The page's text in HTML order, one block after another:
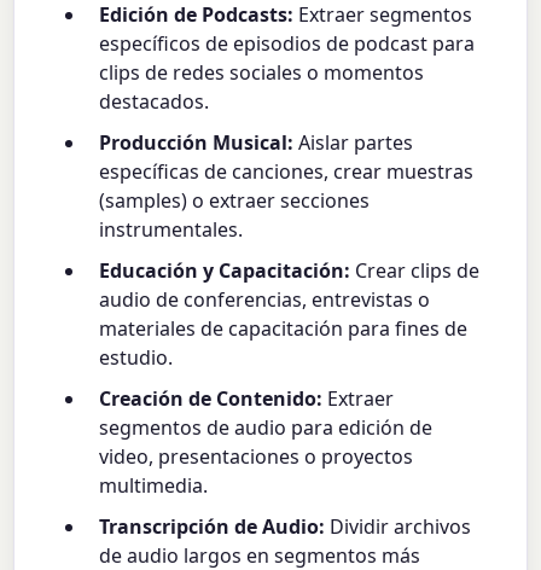
Edición de Podcasts: Extraer segmentos
específicos de episodios de podcast para
clips de redes sociales o momentos
destacados.
Producción Musical: Aislar partes
específicas de canciones, crear muestras
(samples) o extraer secciones
instrumentales.
Educación y Capacitación: Crear clips de
audio de conferencias, entrevistas o
materiales de capacitación para fines de
estudio.
Creación de Contenido: Extraer
segmentos de audio para edición de
video, presentaciones o proyectos
multimedia.
Transcripción de Audio: Dividir archivos
de audio largos en segmentos más